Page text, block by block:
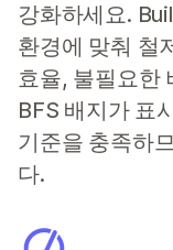
강화하세요.
환경에 맞춰 철
효율, 불필요한
BFS 배지가 표
기준을 충족하
다.